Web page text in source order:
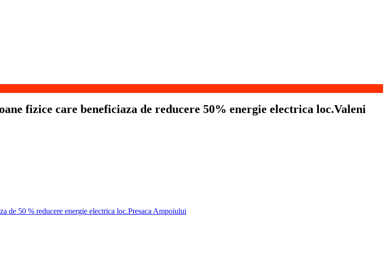
fizice care beneficiaza de reducere 50% energie electrica loc.Valeni
de 50 % reducere energie electrica loc.Presaca Ampoiului